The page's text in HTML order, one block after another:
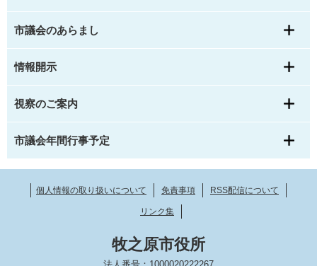
市議会のあらまし
情報開示
視察のご案内
市議会年間行事予定
個人情報の取り扱いについて 免責事項 RSS配信について
リンク集
牧之原市役所